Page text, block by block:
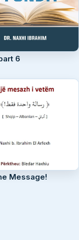
6
Message!